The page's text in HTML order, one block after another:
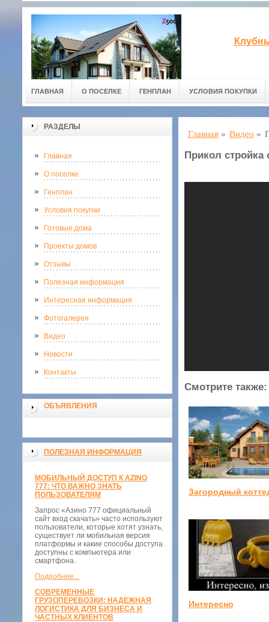
ГЛАВНАЯ О ПОСЕЛКЕ ГЕНПЛАН УСЛОВИЯ ПОКУПКИ
РАЗДЕЛЫ
Главная
О поселке
Генплан
Условия покупки
Готовые дома
Проекты домов
Отзывы
Полезная информация
Интересная информация
Фотогалерея
Видео
Новости
Контакты
ОБЪЯВЛЕНИЯ
ПОЛЕЗНАЯ ИНФОРМАЦИЯ
МОБИЛЬНЫЙ ДОСТУП К AZINO
777: ЧТО ВАЖНО ЗНАТЬ
ПОЛЬЗОВАТЕЛЯМ
Запрос «Азино 777 официальный
сайт вход скачать» часто используют
пользователи, которые хотят узнать,
существует ли мобильная версия
платформы и какие способы доступа
доступны с компьютера или
смартфона.
Подробнее...
СОВРЕМЕННЫЕ
ГРУЗОПЕРЕВОЗКИ: НАДЕЖНАЯ
ЛОГИСТИКА ДЛЯ БИЗНЕСА И
ЧАСТНЫХ КЛИЕНТОВ
Главная » Видео »
Прикол стройка
Смотрите также:
Загородный
Интересно